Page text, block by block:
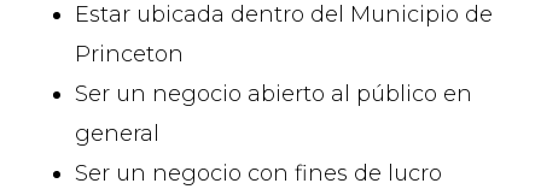
Estar ubicada dentro del Municipio de
Princeton
Ser un negocio abierto al público en
general
Ser un negocio con fines de lucro